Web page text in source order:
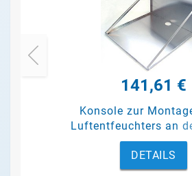
141,61 €
Konsole zur
Luftentfeuchters an
DETAILS